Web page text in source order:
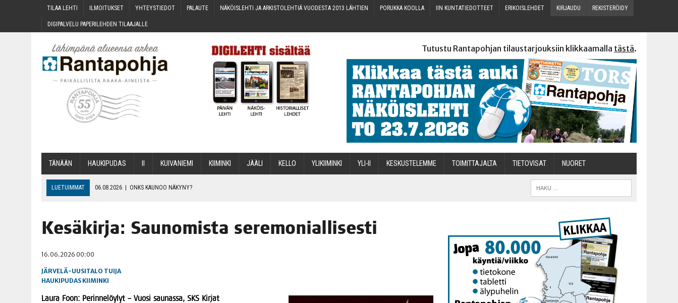
TILAA LEH­TI ILMOI­TUK­SET YHTEYS­TIE­DOT PALAU­TE NÄKÖIS­LEH­TI JA ARKIS­TO­LEH­TIÄ VUO­DES­TA 2013 LÄHTIEN PORUK­KA KOOLLA IIN KUN­TA­TIE­DOT­TEET ERI­KOIS­LEH­DET KIR­JAU­DU REKIS­TE­RÖI­DY
DIGI­PAL­VE­LU PAPE­RI­LEH­DEN TILAAJALLE
Tutustu Rantapohjan tilaustarjouksiin klikkaamalla tästä.
TÄNÄÄN HAU­KI­PU­DAS KUI­VA­NIE­MI KII­MIN­KI JÄÄ­LI KEL­LO YLI­KII­MIN­KI YLI-II KES­KUS­TE­LEM­ME TOI­MIT­TA­JAL­TA TIETOVISAT NUO­RET
LUETUIMMAT 06.08.2026 | ONKS KAU­NOO NÄKYNY?
06.08.2026 | OPIN­TOI­HIN KAN­SA­LAIS­OPIS­TOS­SA VOI SAA­DA AVUSTUSTA
TOI­VEI­DEN KOTI IISTÄ!
06.08.2026 | KII­MIN­KI­PÄI­VÄT JÄR­JES­TE­TÄÄN PERIN­TEI­TÄ KUNNIOITTAEN
Kesä­kir­ja: Sau­no­mis­ta seremoniallisesti
16.06.2026 00:00
JÄRVELÄ-UUSITALO TUIJA
HAUKIPUDAS KIIMINKI
Lau­ra Foon: Perin­ne­löy­lyt – Vuo­si sau­nas­sa, SKS Kir­jat